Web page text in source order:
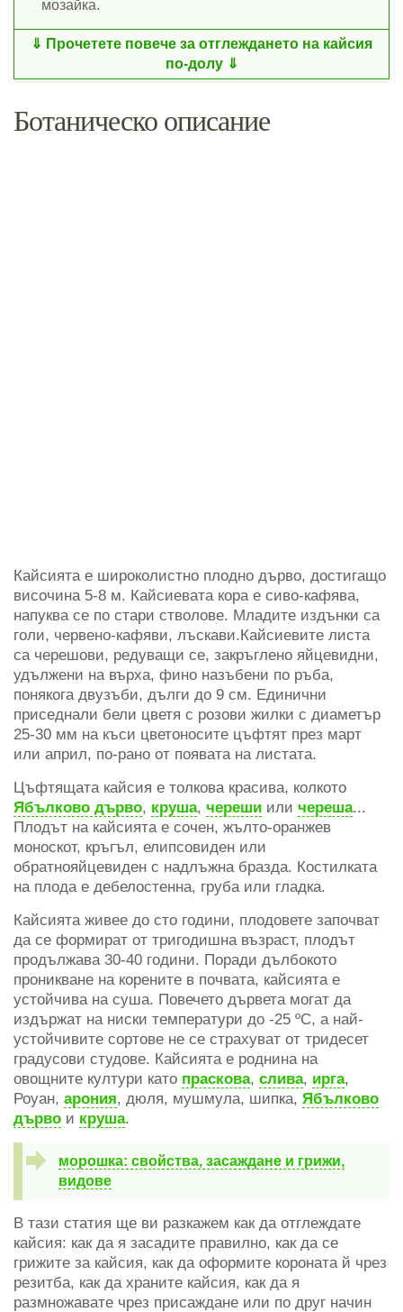
мозайка.
Прочетете повече за отглеждането на кайсия
по-долу
Ботаническо описание
Кайсията е широколистно плодно дърво, достигащо
височина 5-8 м. Кайсиевата кора е сиво-кафява,
напуква се по стари стволове. Младите издънки са
голи, червено-кафяви, лъскави.Кайсиевите листа
са черешови, редуващи се, закръглено яйцевидни,
удължени на върха, фино назъбени по ръба,
понякога двузъби, дълги до 9 см. Единични
приседнали бели цветя с розови жилки с диаметър
25-30 мм на къси цветоносите цъфтят през март
или април, по-рано от появата на листата.
Цъфтящата кайсия е толкова красива, колкото
Ябълково дърво, круша, череши или череша...
Плодът на кайсията е сочен, жълто-оранжев
моноскот, кръгъл, елипсовиден или
обратнояйцевиден с надлъжна бразда. Костилката
на плода е дебелостенна, груба или гладка.
Кайсията живее до сто години, плодовете започват
да се формират от тригодишна възраст, плодът
продължава 30-40 години. Поради дълбокото
проникване на корените в почвата, кайсията е
устойчива на суша. Повечето дървета могат да
издържат на ниски температури до -25 ºC, а най-
устойчивите сортове не се страхуват от тридесет
градусови студове. Кайсията е роднина на
овощните култури като праскова, слива, ирга,
Роуан, арония, дюля, мушмула, шипка, Ябълково
дърво и круша.
морошка: свойства, засаждане и грижи,
видове
В тази статия ще ви разкажем как да отглеждате
кайсия: как да я засадите правилно, как да се
грижите за кайсия, как да оформите короната й чрез
резитба, как да храните кайсия, как да я
размножавате чрез присаждане или по друг начин